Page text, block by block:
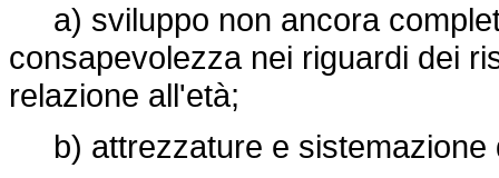
a) sviluppo non ancora
consapevolezza nei riguardi dei
relazione all'età;
b) attrezzature e sistemazione